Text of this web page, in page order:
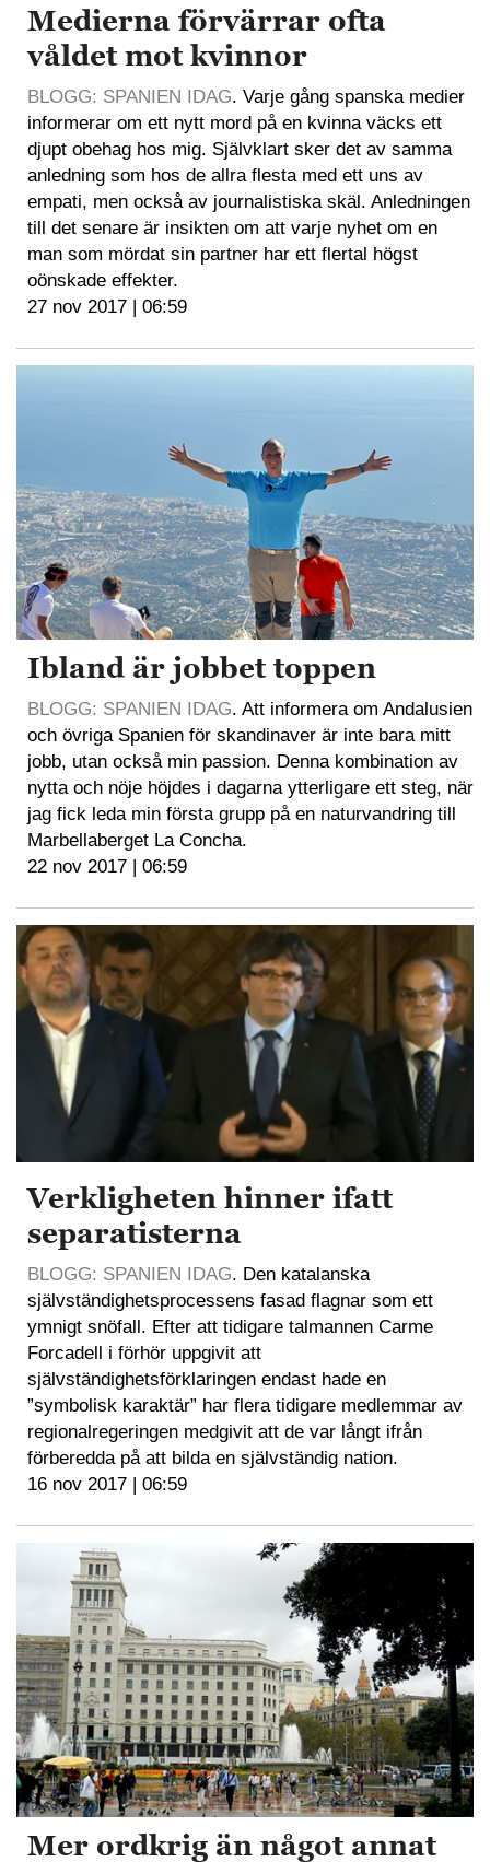
Medierna förvärrar ofta
våldet mot kvinnor
BLOGG: SPANIEN IDAG. Varje gång spanska medier
informerar om ett nytt mord på en kvinna väcks ett
djupt obehag hos mig. Självklart sker det av samma
anledning som hos de allra flesta med ett uns av
empati, men också av journalistiska skäl. Anledningen
till det senare är insikten om att varje nyhet om en
man som mördat sin partner har ett flertal högst
oönskade effekter.
27 nov 2017 | 06:59
Ibland är jobbet toppen
BLOGG: SPANIEN IDAG. Att informera om Andalusien
och övriga Spanien för skandinaver är inte bara mitt
jobb, utan också min passion. Denna kombination av
nytta och nöje höjdes i dagarna ytterligare ett steg, när
jag fick leda min första grupp på en naturvandring till
Marbellaberget La Concha.
22 nov 2017 | 06:59
Verkligheten hinner ifatt
separatisterna
BLOGG: SPANIEN IDAG. Den katalanska
självständighetsprocessens fasad flagnar som ett
ymnigt snöfall. Efter att tidigare talmannen Carme
Forcadell i förhör uppgivit att
självständighetsförklaringen endast hade en
”symbolisk karaktär” har flera tidigare medlemmar av
regionalregeringen medgivit att de var långt ifrån
förberedda på att bilda en självständig nation.
16 nov 2017 | 06:59
Mer ordkrig än något annat